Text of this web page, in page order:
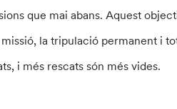
que mai abans. Aquest
la tripulació permanent i
i més rescats són més vides.